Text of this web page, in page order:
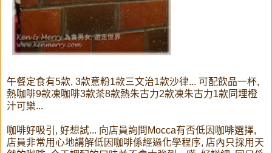
午餐定食有5款, 3款意粉1款三文治1款沙律... 可配飲品一杯,
熱咖啡9款凍咖啡3款茶8款熱朱古力2款凍朱古力1款同埋橙
汁可樂...
咖啡好吸引, 好想試... 向店員詢問Mocca有否低因咖啡選擇,
店員非常用心地講解低因咖啡係經過化學程序, 店內只採用天